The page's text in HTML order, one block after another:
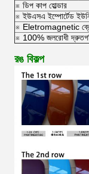
※ ডিপ কাপ হোল্ডার
※ ইউএসএ ইম্পোর্টেড
※ Eletromagnetic
※ 100% জলরোধী
রঙ বিকল্প